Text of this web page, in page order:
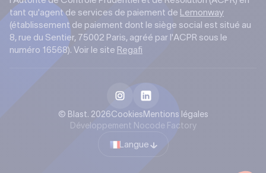
tant qu'agent de services de paiement de Lemonway
(établissement de paiement dont le siège social est situé au
8, rue du Sentier, 75002 Paris, agréé par l'ACPR sous le
numéro 16568). Voir le site Regafi
Langue
© Blast. 2026CookiesMentions légales
Développement Nocode Factory